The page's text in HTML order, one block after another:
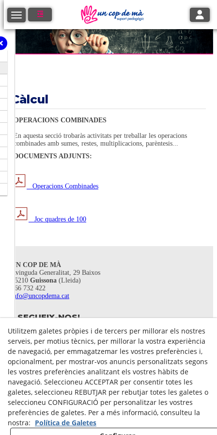
Toggle navigation
Càlcul
OPERACIONS COMBINADES
En aquesta secció trobaràs activitats per treballar les operacions
combinades amb sumes, restes, multiplicacions, parèntesis...
DOCUMENTS ADJUNTS:
Operacions Combinades
Joc quadres de 100
UN COP DE MÀ
Avinguda Generalitat, 29 Baixos
25210 Guissona (Lleida)
666 732 422
info@uncopdema.cat
SEGUEIX-NOS!
Avís legal
Utilitzem galetes pròpies i de tercers per millorar els nostres
serveis, per motius tècnics, per millorar la vostra experiència
de navegació, per emmagatzemar les vostres preferències i,
opcionalment, per mostrar-vos anuncis personalitzats segons
les vostres preferències analitzant els vostres hàbits de
navegació. Seleccioneu ACCEPTAR per consentir totes les
galetes, seleccioneu REBUTJAR per rebutjar totes les galetes o
seleccioneu CONFIGURACIÓ per personalitzar les vostres
preferències de galetes. Per a més informació, consulteu la
nostra: Política de Galetes